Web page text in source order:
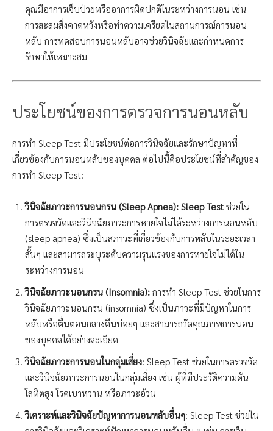
คุณมีอาการเจ็บป่วยหรืออาการผิดปกติในระหว่างการนอน เช่น
การสะสมสิ่งคาดหวังหรือทำความเครียดในสถานการณ์การนอน
หลับ การทดสอบการนอนหลับอาจช่วยวินิจฉัยและกำหนดการ
รักษาให้เหมาะสม
ประโยชน์ของการตรวจการนอนหลับ
การทำ Sleep Test มีประโยชน์ต่อการวินิจฉัยและรักษาปัญหาที่
เกี่ยวข้องกับการนอนหลับของบุคคล ต่อไปนี้คือประโยชน์ที่สำคัญของ
การทำ Sleep Test:
วินิจฉัยภาวะการนอนกรน (Sleep Apnea): Sleep Test ช่วยใน
การตรวจวัดและวินิจฉัยภาวะการหายใจไม่ได้ระหว่างการนอนหลับ
(sleep apnea) ซึ่งเป็นสภาวะที่เกี่ยวข้องกับการหลับในระยะเวลา
สั้นๆ และสามารถระบุระดับความรุนแรงของการหายใจไม่ได้ใน
ระหว่างการนอน
วินิจฉัยภาวะนอนกรน (Insomnia): การทำ Sleep Test ช่วยในการ
วินิจฉัยภาวะนอนกรน (insomnia) ซึ่งเป็นภาวะที่มีปัญหาในการ
หลับหรือตื่นตอนกลางคืนบ่อยๆ และสามารถวัดคุณภาพการนอน
ของบุคคลได้อย่างละเอียด
วินิจฉัยภาวะการนอนในกลุ่มเสี่ยง: Sleep Test ช่วยในการตรวจวัด
และวินิจฉัยภาวะการนอนในกลุ่มเสี่ยง เช่น ผู้ที่มีประวัติความดัน
โลหิตสูง โรคเบาหวาน หรือภาวะอ้วน
วิเคราะห์และวินิจฉัยปัญหาการนอนหลับอื่นๆ: Sleep Test ช่วยใน